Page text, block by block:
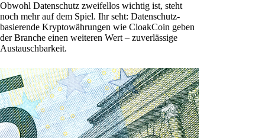
Obwohl Datenschutz zweifellos wichtig ist, steht
noch mehr auf dem Spiel. Ihr seht: Datenschutz-
basierende Kryptowährungen wie CloakCoin geben
der Branche einen weiteren Wert – zuverlässige
Austauschbarkeit.